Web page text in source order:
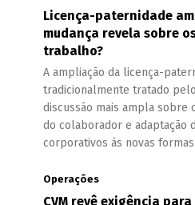
Licença-paternidade
mudança revela sobre
trabalho?
A ampliação da licença-
tradicionalmente tratado
discussão mais ampla sobre
do colaborador e adaptação
corporativos às novas
Operações
CVM revê exigência